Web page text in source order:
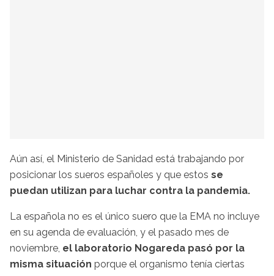
Aún así, el Ministerio de Sanidad está trabajando por
posicionar los sueros españoles y que estos se
puedan utilizan para luchar contra la pandemia.
La española no es el único suero que la EMA no incluye
en su agenda de evaluación, y el pasado mes de
noviembre, el laboratorio Nogareda pasó por la
misma situación porque el organismo tenía ciertas